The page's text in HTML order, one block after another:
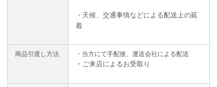
・天候、交通事情などによる配送上の延
着
商品引渡し方法 ・当方にて手配後、運送会社による配送
・ご来店によるお受取り